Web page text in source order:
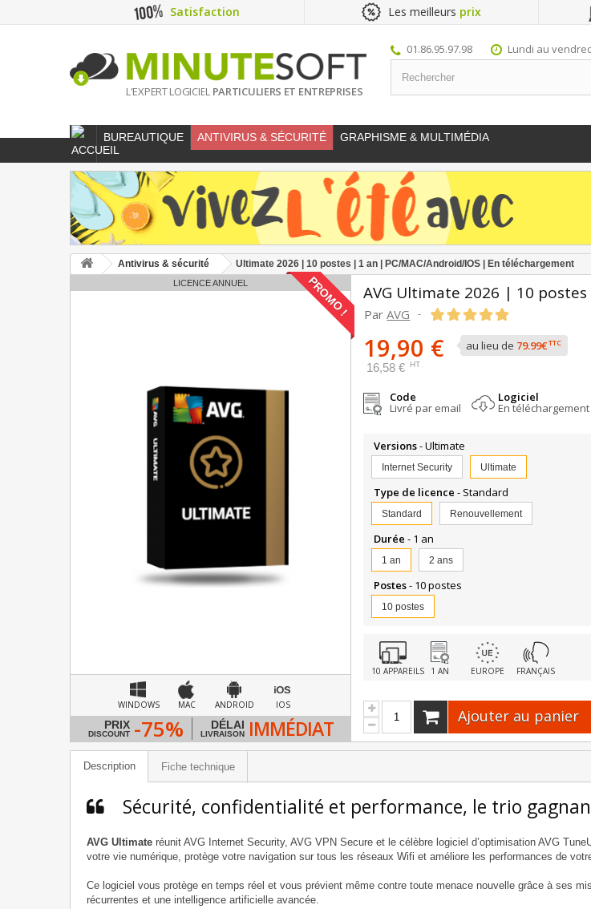
Satisfaction Les meilleurs prix
L'EXPERT LOGICIEL PARTICULIERS ET ENTREPRISES
01.86.95.97.98 Lundi au
BUREAUTIQUE ANTIVIRUS & SÉCURITÉ GRAPHISME & MULTIMÉDIA
Antivirus & sécurité Ultimate 2026 | 10 postes | 1 an | PC/MAC/Android/IOS | En téléchargement
LICENCE ANNUEL PROMO !
WINDOWS MAC ANDROID IOS
PRIX
DISCOUNT -75% DÉLAI
LIVRAISON IMMÉDIAT
AVG Ultimate 2026 | 10
ParAVG -
19,90 € au lieu de 79.99€TTC
16,58 € HT
Code
Livré par email
Logiciel
En téléchargement
Versions- Ultimate
Internet Security Ultimate
Type de licence- Standard
Standard Renouvellement
Durée- 1 an
1 an 2 ans
Postes- 10 postes
10 postes
10 APPAREILS 1 AN EUROPE FRANÇAIS
Ajouter au panier
Description Fiche technique
Sécurité, confidentialité et performance, le trio
AVG Ultimate réunit AVG Internet Security, AVG VPN Secure et le célèbre logiciel d’optimisation AVG
votre vie numérique, protège votre navigation sur tous les réseaux Wifi et améliore les performances de
Ce logiciel vous protège en temps réel et vous prévient même contre toute menace nouvelle grâce à ses
récurrentes et une intelligence artificielle avancée.